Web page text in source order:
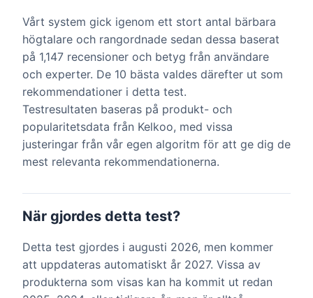
Vårt system gick igenom ett stort antal bärbara
högtalare och rangordnade sedan dessa baserat
på 1,147 recensioner och betyg från användare
och experter. De 10 bästa valdes därefter ut som
rekommendationer i detta test.
Testresultaten baseras på produkt- och
popularitetsdata från Kelkoo, med vissa
justeringar från vår egen algoritm för att ge dig de
mest relevanta rekommendationerna.
När gjordes detta test?
Detta test gjordes i augusti 2026, men kommer
att uppdateras automatiskt år 2027. Vissa av
produkterna som visas kan ha kommit ut redan